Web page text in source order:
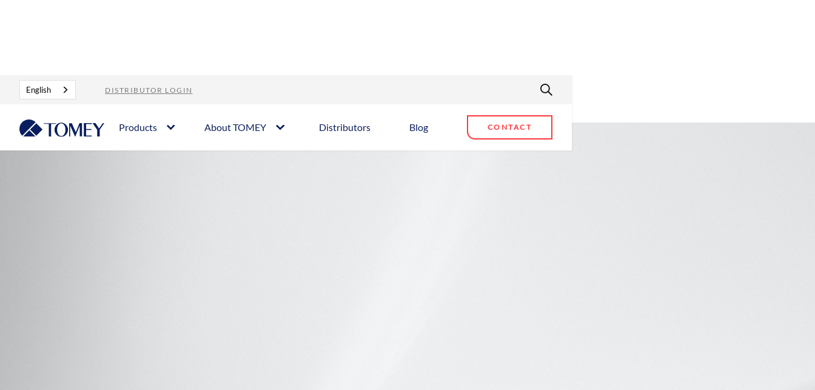
English DISTRIBUTOR LOGIN
Products About TOMEY Distributors Blog CONTACT
Products Refraction Multifunction Unit